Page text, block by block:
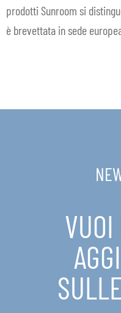
prodotti Sunroom si
è brevettata in sede
VUOI